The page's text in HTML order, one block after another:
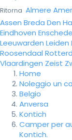
Ritorna Almere
Assen Breda Den
Eindhoven Enschede
Leeuwarden Leiden
Roosendaal
Vlaardingen Zeist
Home
Noleggio un
Belgio
Anversa
Kontich
Camper per
Kontich.